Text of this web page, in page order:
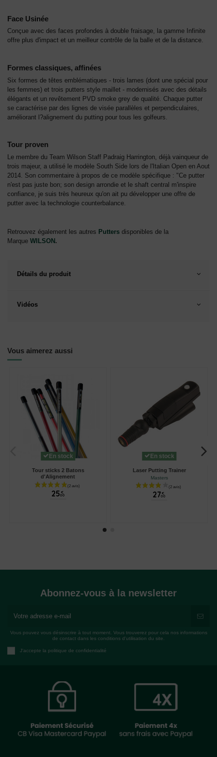
Face Usinée
Conçue avec des faces profondes à double fraisage, la gamme Infinite
offre plus d'impact et un meilleur contrôle de la balle et de la distance.
Formes classiques, affinées
Six formes de têtes emblématiques - trois lames (dont une spécial pour
les femmes) et trois putters style maillet - modernisés avec des détails
élégants et un revêtement PVD smoke grey de qualité. Chaque putter
se caractérise par des lignes de visée parallèles et perpendiculaires,
améliorant l?alignement du putting pour tous les golfeurs.
Tour proven
Le membre du Team Wilson Staff Padraig Harrington, déjà vainqueur de
trois majeur, a utilisé le modèle South Side lors de l'Italian Open en Aout
2014. Son commentaire à propos de ce modèle spécifique : "Ce putter
n'est pas juste bon; son design arrondie et le shaft central m'inspire
confiance, je suis très heureux qu'on ait pu développer une offre de
putter avec la technologie counterbalance.
Retrouvez également les autres Putters disponibles de la
Marque WILSON.
Détails du produit
Vidéos
Vous aimerez aussi
En stock
Tour sticks 2 Batons
d'Alignement
25 €
00
En stock
Laser Putting Trainer
Masters
27 €
00
Abonnez-vous à la newsletter
Vous pouvez vous désinscrire à tout moment. Vous trouverez pour cela nos informations
de contact dans les conditions d'utilisation du site.
J'accepte la politique de confidentialité